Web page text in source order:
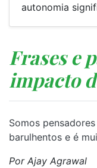
autonomia
Frases e
impacto
⁠Somos
barulhentos e é
Por Ajay Agrawal